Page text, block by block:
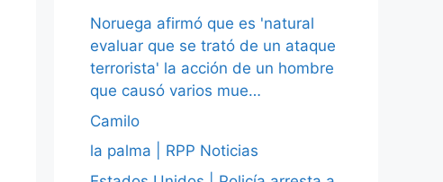
Noruega afirmó que es 'natural
evaluar que se trató de un ataque
terrorista' la acción de un hombre
que causó varios mue…
Camilo
la palma | RPP Noticias